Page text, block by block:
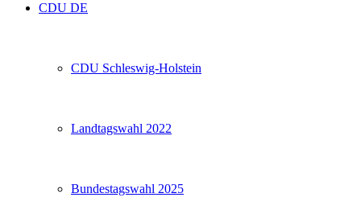
CDU DE
CDU Schleswig-Holstein
Landtagswahl 2022
Bundestagswahl 2025